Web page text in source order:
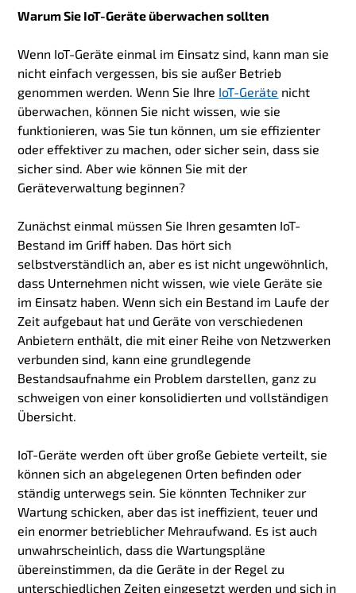
Warum Sie IoT-Geräte überwachen sollten
Wenn IoT-Geräte einmal im Einsatz sind, kann man sie
nicht einfach vergessen, bis sie außer Betrieb
genommen werden. Wenn Sie Ihre IoT-Geräte nicht
überwachen, können Sie nicht wissen, wie sie
funktionieren, was Sie tun können, um sie effizienter
oder effektiver zu machen, oder sicher sein, dass sie
sicher sind. Aber wie können Sie mit der
Geräteverwaltung beginnen?
Zunächst einmal müssen Sie Ihren gesamten IoT-
Bestand im Griff haben. Das hört sich
selbstverständlich an, aber es ist nicht ungewöhnlich,
dass Unternehmen nicht wissen, wie viele Geräte sie
im Einsatz haben. Wenn sich ein Bestand im Laufe der
Zeit aufgebaut hat und Geräte von verschiedenen
Anbietern enthält, die mit einer Reihe von Netzwerken
verbunden sind, kann eine grundlegende
Bestandsaufnahme ein Problem darstellen, ganz zu
schweigen von einer konsolidierten und vollständigen
Übersicht.
IoT-Geräte werden oft über große Gebiete verteilt, sie
können sich an abgelegenen Orten befinden oder
ständig unterwegs sein. Sie könnten Techniker zur
Wartung schicken, aber das ist ineffizient, teuer und
ein enormer betrieblicher Mehraufwand. Es ist auch
unwahrscheinlich, dass die Wartungspläne
übereinstimmen, da die Geräte in der Regel zu
unterschiedlichen Zeiten eingesetzt werden und sich in